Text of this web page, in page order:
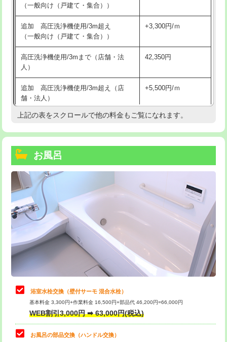
（一般向け（戸建て・集合））
追加 高圧洗浄機使用/3m超え
（一般向け（戸建て・集合））
+3,300円/ｍ
高圧洗浄機使用/3mまで（店舗・法
人）
42,350円
追加 高圧洗浄機使用/3m超え（店
舗・法人）
+5,500円/ｍ
高度高圧洗浄換 現地調査
トーラー機使用/3mまで
追加トーラー機使用/3m超え
カメラ調査 33,000円
桝清掃 8,800円
止水・漏水調査・防水処理・清掃・修
理・調整・分解・加工など（軽作業）
止水・漏水調査・防水処理・清掃・修
理・調整・分解・加工など（中作業）
22,000円
止水・漏水調査・防水処理・清掃・修
理・調整・分解・加工など（重作業）
33,000円
トイレタンク脱着
上記の表をスクロールで他の料金もご覧になれます。
お風呂
浴室水栓交換（壁付サーモ 混合水栓）
基本料金 3,300円+作業料金 16,500円+部品代 46,200円=66,000円
WEB割引3,000円 ➡ 63,000円(税込)
お風呂の部品交換（ハンドル交換）